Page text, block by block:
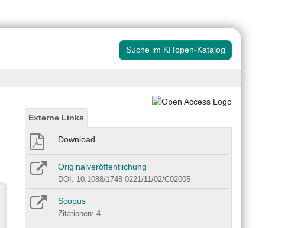
Suche im KITopen-Katalog
Externe Links
Download
Originalveröffentlichung
DOI: 10.1088/1748-0221/11/02/C02005
Scopus
Zitationen: 4